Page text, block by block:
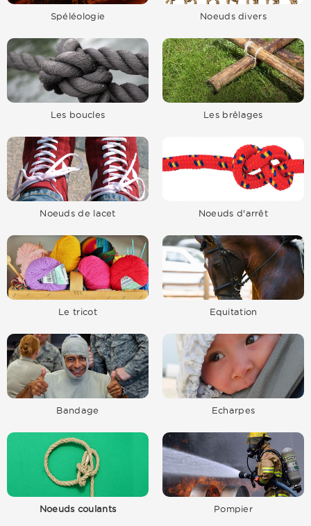
Spéléologie Noeuds divers
Les boucles Les brêlages
Noeuds de lacet Noeuds d'arrêt
Le tricot Equitation
Bandage Echarpes
Noeuds coulants Pompier